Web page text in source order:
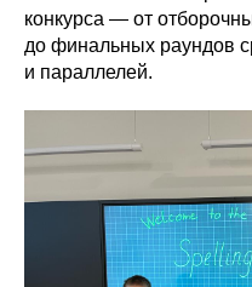
конкурса — от
до финальных раундов
и параллелей.